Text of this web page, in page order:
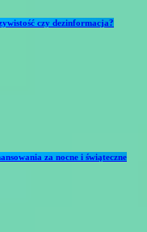
czy dezinformacja?
za nocne i świąteczne